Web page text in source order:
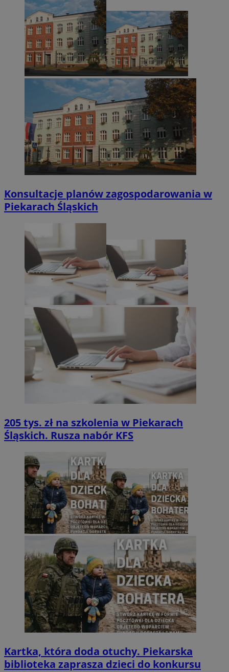
Konsultacje planów zagospodarowania w
Piekarach Śląskich
205 tys. zł na szkolenia w Piekarach
Śląskich. Rusza nabór KFS
Kartka, która doda otuchy. Piekarska
biblioteka zaprasza dzieci do konkursu